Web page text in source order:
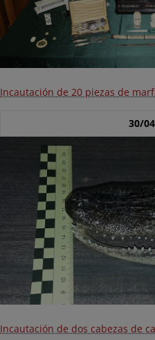
Incautación de 20 piezas de
30/
Incautación de dos cabezas de